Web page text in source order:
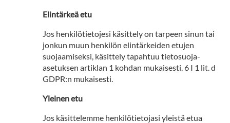
Elintärkeä etu
Jos henkilötietojesi käsittely on tarpeen sinun tai
jonkun muun henkilön elintärkeiden etujen
suojaamiseksi, käsittely tapahtuu tietosuoja-
asetuksen artiklan 1 kohdan mukaisesti. 6 I 1 lit. d
GDPR:n mukaisesti.
Yleinen etu
Jos käsittelemme henkilötietojasi yleistä etua